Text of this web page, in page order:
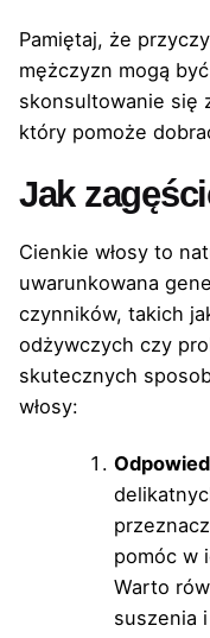
Pamiętaj, że
mężczyzn mogą
skonsultowanie się
który pomoże
Jak
Cienkie włosy to
uwarunkowana
czynników, takich
odżywczych czy
skutecznych
włosy:
pomóc w
Warto
suszenia